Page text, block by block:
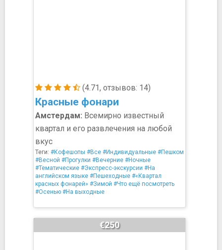
(4.71, отзывов: 14)
Красные фонари
Амстердам: Всемирно известный
квартал и его развлечения на любой
вкус
Теги: #Кофешопы #Все #Индивидуальные #Пешком
#Весной #Прогулки #Вечерние #Ночные
#Тематические #Экспресс-экскурсии #На
английском языке #Пешеходные #«Квартал
красных фонарей» #Зимой #Что ещё посмотреть
#Осенью #На выходные
€250